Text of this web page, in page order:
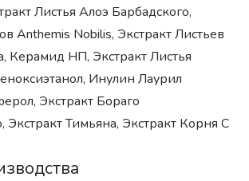
Листья Алоэ Барбадского,
Anthemis Nobilis, Экстракт Листьев
Керамид НП, Экстракт Листья
Инулин Лаурил
Экстракт Бораго
Экстракт Тимьяна, Экстракт Корня С